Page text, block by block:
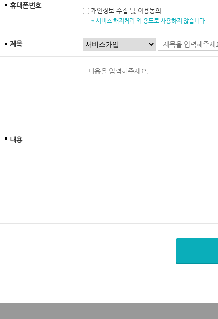
휴대폰번호
개인정보 수집 및 이용동의
* 서비스 해지처리 외 용도로 사용하지 않습니다.
제목
내용